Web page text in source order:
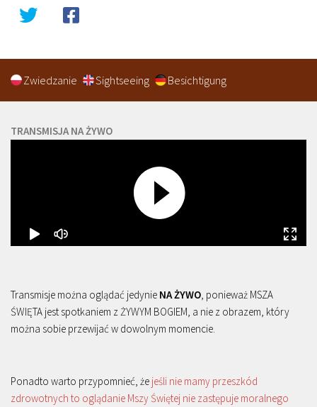
Zwiedzanie Sightseeing Besichtigung
TRANSMISJA NA ŻYWO
Transmisje można oglądać jedynie NA ŻYWO , ponieważ MSZA
ŚWIĘTA jest spotkaniem z ŻYWYM BOGIEM, a nie z obrazem, który
można sobie przewijać w dowolnym momencie.
Ponadto warto przypomnieć, że jeśli nie mamy przeszkód
zdrowotnych to oglądanie Mszy Świętej nie zastępuje moralnego